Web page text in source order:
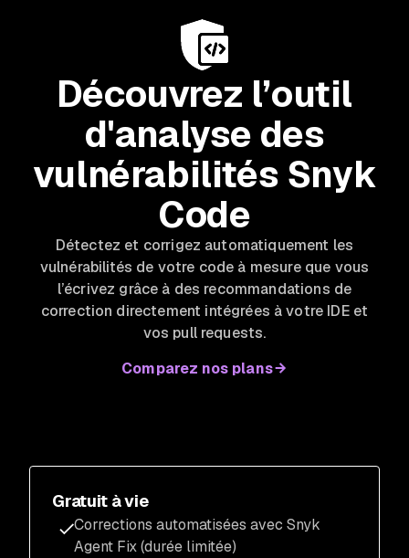
Découvrez l’outil
d'analyse des
vulnérabilités Snyk
Code
Détectez et corrigez automatiquement les
vulnérabilités de votre code à mesure que vous
l’écrivez grâce à des recommandations de
correction directement intégrées à votre IDE et
vos pull requests.
Comparez nos plans
Gratuit à vie
Corrections automatisées avec Snyk
Agent Fix (durée limitée)